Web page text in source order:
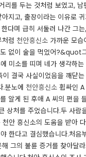
를 두는 것처럼 보였고,
지고, 출장이라는 이유로
다며 급히 서둘러 나간 그
럼 천안흥신소 가까운 모
없이 술을 먹었어?&quot
미소를 띠며 네가 생각하
결국 사실이었음을 깨닫
.분노에 천안흥신소 휩싸인
알게 된 후애 A 씨의 편을
처를 주었습니다.두 사람
안 흥신소의 도움을 받아
한다고 결심했습니다.처음
그의 불륜 증거를 찾아달